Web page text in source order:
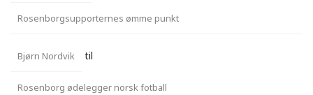
Rosenborgsupporternes ømme punkt
Bjørn Nordvik til
Rosenborg ødelegger norsk fotball